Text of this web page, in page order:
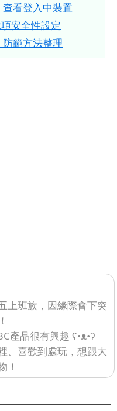
查看登入中裝置
安全性設定
防範方法整理
上班族，因緣際會下突
產品很有興趣 ʕ•ᴥ•ʔ
、喜歡到處玩，想跟大
！